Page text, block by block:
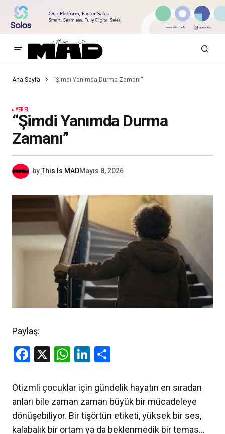
Ana Sayfa “Şimdi Yanımda Durma Zamanı”
YEREL
“Şimdi Yanımda Durma
Zamanı”
byThis Is MADMayıs 8, 2026
Paylaş:
Facebook
X WhatsApp
LinkedIn
Otizmli çocuklar için gündelik hayatın en sıradan
anları bile zaman zaman büyük bir mücadeleye
dönüşebiliyor. Bir tişörtün etiketi, yüksek bir ses,
kalabalık bir ortam ya da beklenmedik bir temas…